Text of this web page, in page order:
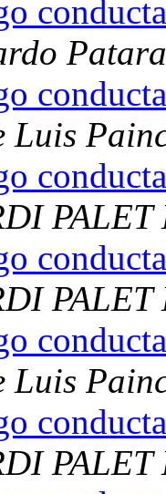
Patara
Luis
Luis